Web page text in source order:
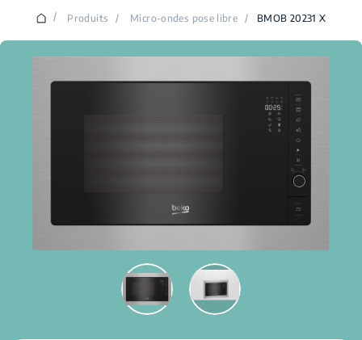
/ Produits / Micro-ondes pose libre / BMOB 20231 X